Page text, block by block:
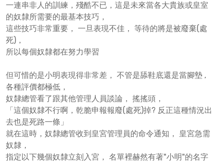
一連串非人的訓練，殘酷不已，這是未來當各大貴族或皇室
的奴隸所需要的最基本技巧，
這些技巧非常重要， 一旦表現不佳， 等待的將是被廢棄(處
死)，
所以每個奴隸都在努力學習
但可惜的是小明表現得非常差， 不管是舔鞋底還是當腳墊 ,
各種評價都極低，
奴隸總管看了跟其他管理人員談論， 搖搖頭，
「這個奴隸不行啊，乾脆申報報廢(處死)掉? 反正這種情況出
去也是死路一條」
就在這時，奴隸總管收到皇宮管理員的命令通知， 皇宮急需
奴隸，
指定以下幾個奴隸立刻入宮， 名單裡赫然有著"小明"的名字